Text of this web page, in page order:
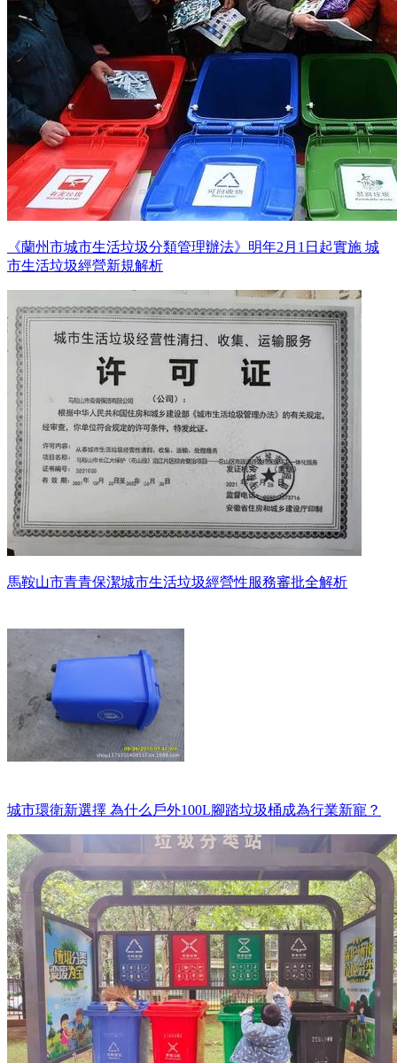
《蘭州市城市生活垃圾分類管理辦法》明年2月1日起實施 城
市生活垃圾經營新規解析
馬鞍山市青青保潔城市生活垃圾經營性服務審批全解析
城市環衛新選擇 為什么戶外100L腳踏垃圾桶成為行業新寵？